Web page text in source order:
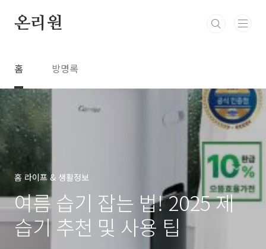
온리원
홈 방명록
홈 라이프 & 생활정보
여름 습기 잡는 법! 2025 제
습기 추천 및 사용 팁